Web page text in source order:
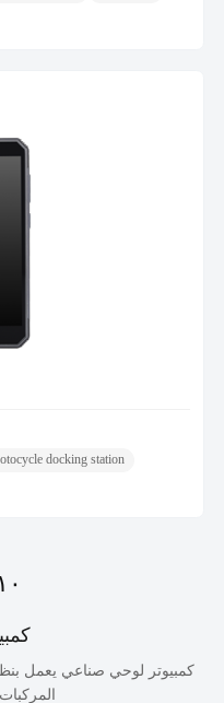
docking station
١٠ بوصة